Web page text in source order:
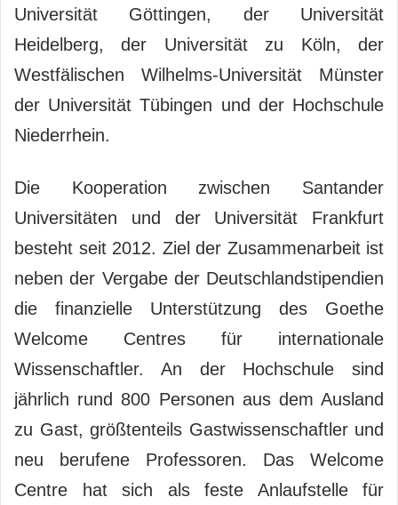
Universität Göttingen, der Universität
Heidelberg, der Universität zu Köln, der
Westfälischen Wilhelms-Universität Münster
der Universität Tübingen und der Hochschule
Niederrhein.
Die Kooperation zwischen Santander
Universitäten und der Universität Frankfurt
besteht seit 2012. Ziel der Zusammenarbeit ist
neben der Vergabe der Deutschlandstipendien
die finanzielle Unterstützung des Goethe
Welcome Centres für internationale
Wissenschaftler. An der Hochschule sind
jährlich rund 800 Personen aus dem Ausland
zu Gast, größtenteils Gastwissenschaftler und
neu berufene Professoren. Das Welcome
Centre hat sich als feste Anlaufstelle für